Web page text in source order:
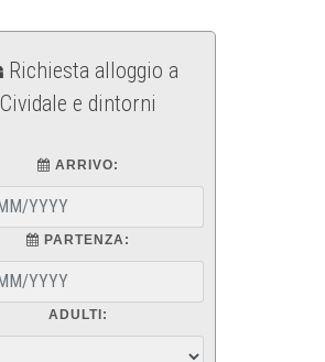
Richiesta alloggio a
Cividale e dintorni
ARRIVO:
PARTENZA:
ADULTI: